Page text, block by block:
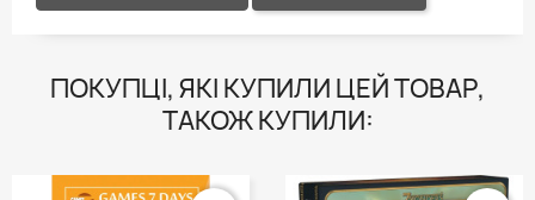
ПОКУПЦІ, ЯКІ КУПИЛИ ЦЕЙ ТОВАР,
ТАКОЖ КУПИЛИ: